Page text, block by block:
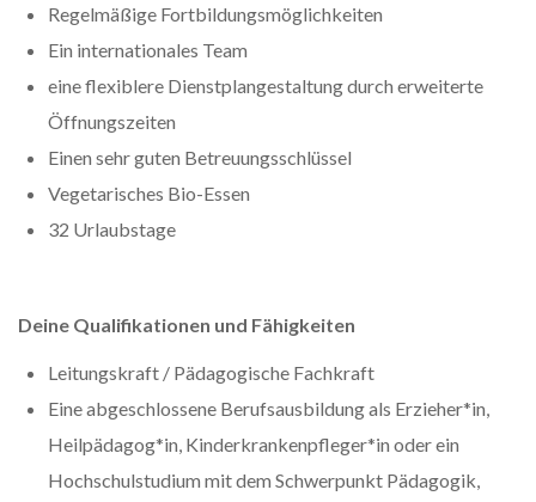
Regelmäßige Fortbildungsmöglichkeiten
Ein internationales Team
eine flexiblere Dienstplangestaltung durch erweiterte
Öffnungszeiten
Einen sehr guten Betreuungsschlüssel
Vegetarisches Bio-Essen
32 Urlaubstage
Deine Qualifikationen und Fähigkeiten
Leitungskraft / Pädagogische Fachkraft
Eine abgeschlossene Berufsausbildung als Erzieher*in,
Heilpädagog*in, Kinderkrankenpfleger*in oder ein
Hochschulstudium mit dem Schwerpunkt Pädagogik,